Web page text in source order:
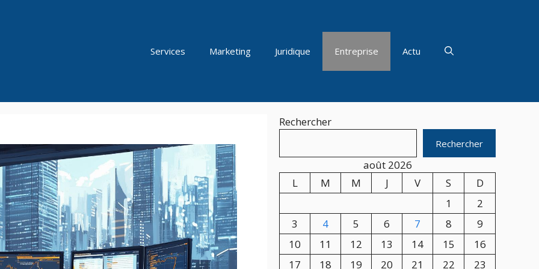
Services Marketing Juridique Entreprise Actu
Rechercher
Rechercher
août 2026
L
M M J V S
D
1
2
3
4 5 6 7 8
9
10
11 12 13 14 15
16
17
18 19 20 21 22
23